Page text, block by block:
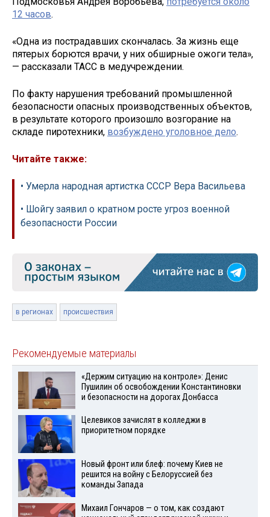
12 часов.
«Одна из пострадавших скончалась. За жизнь еще
пятерых борются врачи, у них обширные ожоги тела»,
— рассказали ТАСС в медучреждении.
По факту нарушения требований промышленной
безопасности опасных производственных объектов,
в результате которого произошло возгорание на
складе пиротехники, возбуждено уголовное дело.
Читайте также:
• Умерла народная артистка СССР Вера Васильева
• Шойгу заявил о кратном росте угроз военной
безопасности России
в регионах происшествия
Рекомендуемые материалы
«Держим ситуацию на контроле»: Денис
Пушилин об освобождении Константиновки
и безопасности на дорогах Донбасса
Целевиков зачислят в колледжи в
приоритетном порядке
Новый фронт или блеф: почему Киев не
решится на войну с Белоруссией без
команды Запада
Михаил Гончаров — о том, как создают